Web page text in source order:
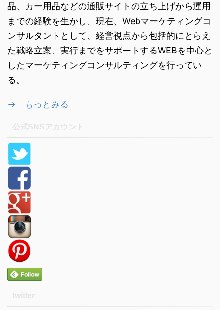
品、カー用品などの通販サイトの立ち上げから運用
までの経験を生かし、現在、Webマーケティングコ
ンサルタントとして、経営視点から包括的にとらえ
た戦略立案、実行までをサポートするWEBを中心と
したマーケティングコンサルティングを行ってい
る。
→ もっとみる